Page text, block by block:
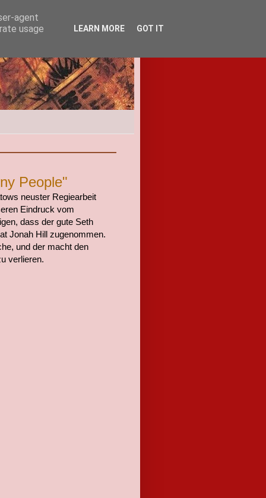
People"
neuster Regiearbeit
Eindruck vom
dass der gute Seth
Jonah Hill zugenommen.
und der macht den
verlieren.
agent
usage
LEARN MORE GOT IT